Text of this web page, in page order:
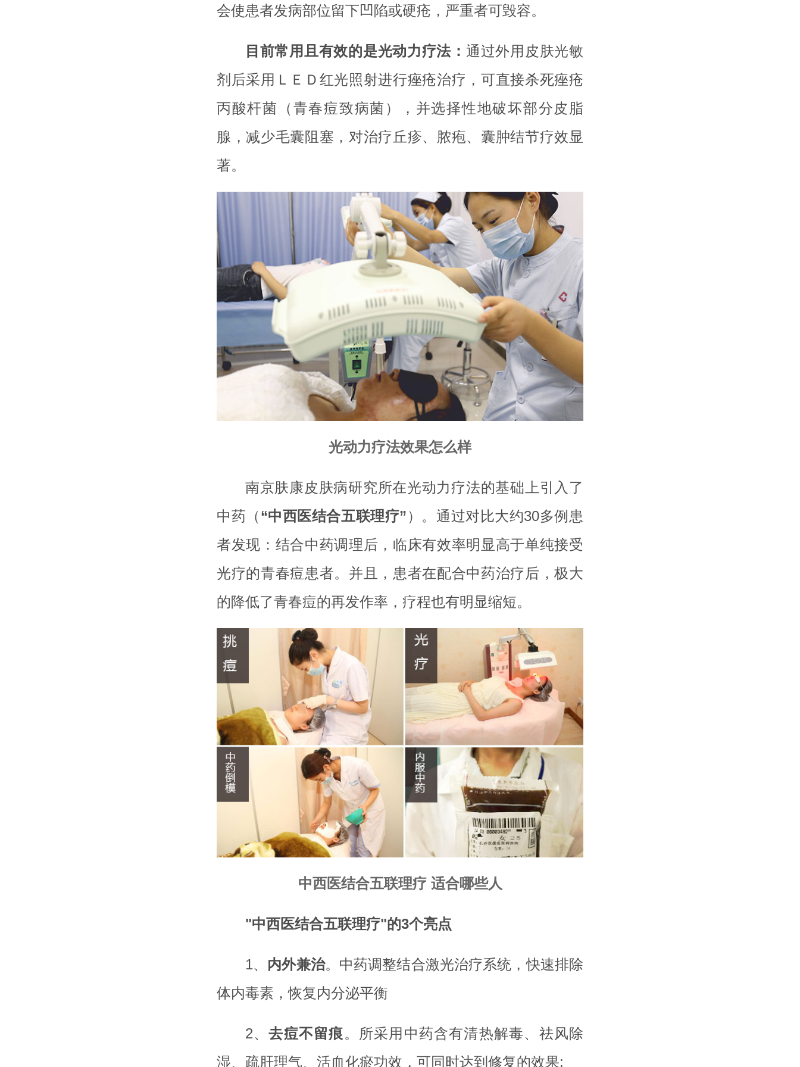
会使患者发病部位留下凹陷或硬疮，严重者可毁容。
目前常用且有效的是光动力疗法： 通过外用皮肤光敏
剂后采用ＬＥＤ红光照射进行痤疮治疗，可直接杀死痤疮
丙酸杆菌（青春痘致病菌），并选择性地破坏部分皮脂
腺，减少毛囊阻塞，对治疗丘疹、脓疱、囊肿结节疗效显
著。
光动力疗法效果怎么样
南京肤康皮肤病研究所在光动力疗法的基础上引入了
中药（ “中西医结合五联理疗” ）。通过对比大约30多例患
者发现：结合中药调理后，临床有效率明显高于单纯接受
光疗的青春痘患者。并且，患者在配合中药治疗后，极大
的降低了青春痘的再发作率，疗程也有明显缩短。
中西医结合五联理疗 适合哪些人
"中西医结合五联理疗"的3个亮点
1、 内外兼治。中药调整结合激光治疗系统，快速排除
体内毒素，恢复内分泌平衡
2、去痘不留痕。所采用中药含有清热解毒、祛风除
湿、疏肝理气、活血化瘀功效，可同时达到修复的效果;